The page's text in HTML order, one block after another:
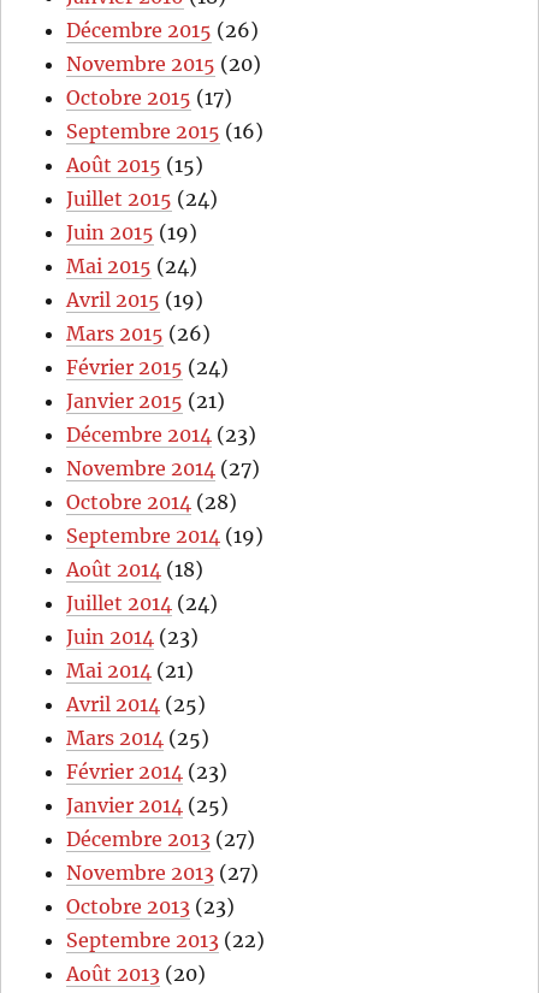
Décembre 2015 (26)
Novembre 2015 (20)
Octobre 2015 (17)
Septembre 2015 (16)
Août 2015 (15)
Juillet 2015 (24)
Juin 2015 (19)
Mai 2015 (24)
Avril 2015 (19)
Mars 2015 (26)
Février 2015 (24)
Janvier 2015 (21)
Décembre 2014 (23)
Novembre 2014 (27)
Octobre 2014 (28)
Septembre 2014 (19)
Août 2014 (18)
Juillet 2014 (24)
Juin 2014 (23)
Mai 2014 (21)
Avril 2014 (25)
Mars 2014 (25)
Février 2014 (23)
Janvier 2014 (25)
Décembre 2013 (27)
Novembre 2013 (27)
Octobre 2013 (23)
Septembre 2013 (22)
Août 2013 (20)